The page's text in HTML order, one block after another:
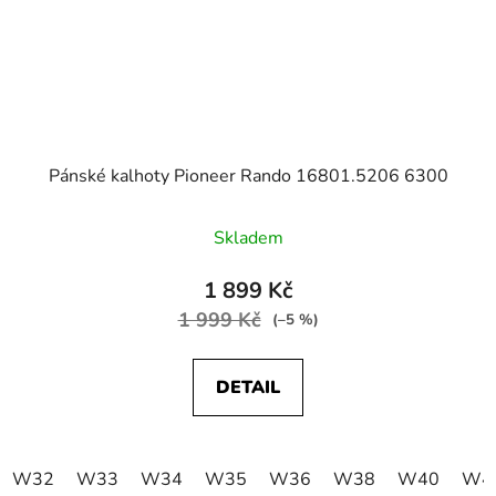
Pánské kalhoty Pioneer Rando 16801.5206 6300
Skladem
1 899 Kč
1 999 Kč (–5 %)
DETAIL
W32 W33 W34 W35 W36 W38 W40